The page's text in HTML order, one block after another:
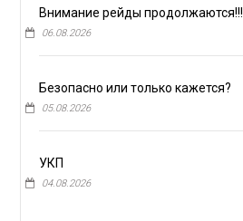
Внимание рейды продолжаются!!!
06.08.2026
Безопасно или только кажется?
05.08.2026
УКП
04.08.2026